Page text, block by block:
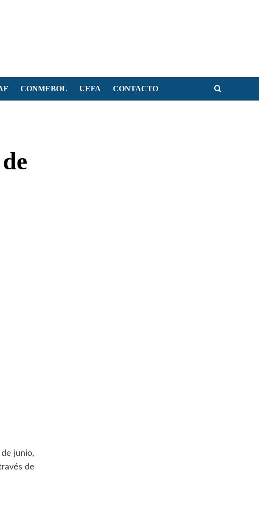
CONMEBOL UEFA CONTACTO
junio,
de